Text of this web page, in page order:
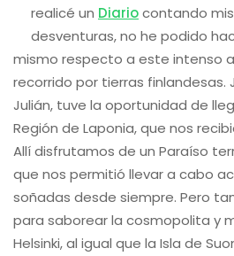
realicé un Diariocontando
desventuras, no he podido
mismo respecto a este intenso
recorrido por tierras finlandesas.
Julián, tuve la oportunidad de
Región de Laponia, que nos
Allí disfrutamos de un Paraíso
que nos permitió llevar a cabo
soñadas desde siempre. Pero
para saborear la cosmopolita y
Helsinki, al igual que la Isla de